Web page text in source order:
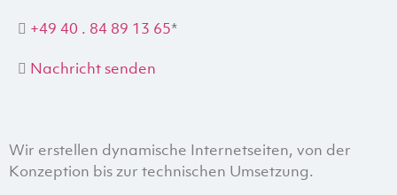
+49 40 . 84 89 13 65*
Nachricht senden
Wir erstellen dynamische Internetseiten, von der
Konzeption bis zur technischen Umsetzung.